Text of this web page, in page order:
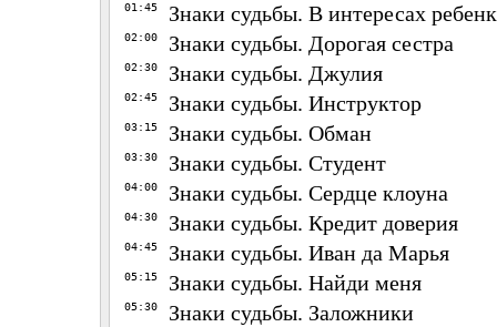
01:45 Знаки судьбы. В интересах
02:00 Знаки судьбы. Дорогая сестра
02:30 Знаки судьбы. Джулия
02:45 Знаки судьбы. Инструктор
03:15 Знаки судьбы. Обман
03:30 Знаки судьбы. Студент
04:00 Знаки судьбы. Сердце клоуна
04:30 Знаки судьбы. Кредит доверия
04:45 Знаки судьбы. Иван да Марья
05:15 Знаки судьбы. Найди меня
05:30 Знаки судьбы. Заложники